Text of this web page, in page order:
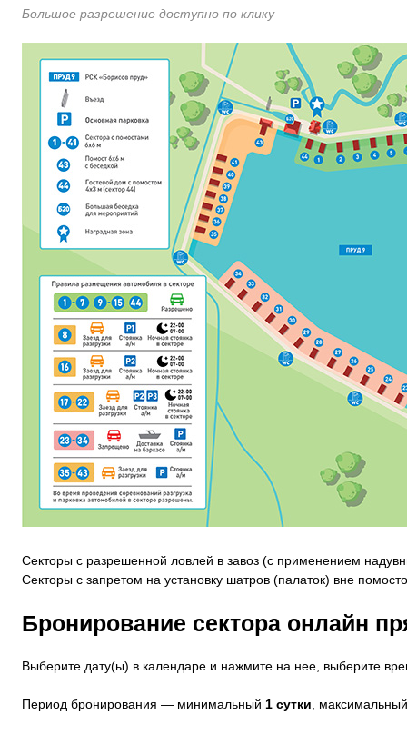
Большое разрешение доступно по клику
Секторы с разрешенной ловлей в завоз (с применением
Секторы с запретом на установку шатров (палаток) вне
Бронирование сектора онлайн
Выберите дату(ы) в календаре и нажмите на нее, выберите
Период бронирования — минимальный 1 сутки ,